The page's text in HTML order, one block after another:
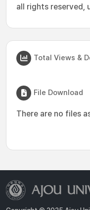
all rights reserved,
Total Views &
File Download
There are no files